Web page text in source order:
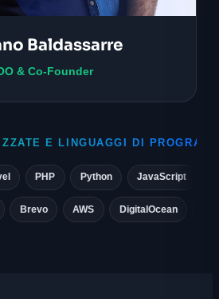
Baldassarre
& Co-Founder
E LINGUAGGI DI
Python JavaScript React
Nexi Brevo AWS DigitalOcean